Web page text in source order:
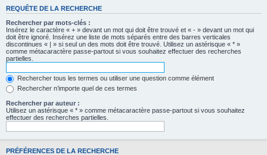
REQUÊTE DE LA RECHERCHE
Rechercher par mots-clés :
Insérez le caractère « + » devant un mot qui doit être trouvé et « - » devant un mot qui
doit être ignoré. Insérez une liste de mots séparés entre des barres verticales
discontinues « | » si seul un des mots doit être trouvé. Utilisez un astérisque « * »
comme métacaractère passe-partout si vous souhaitez effectuer des recherches
partielles.
Rechercher tous les termes ou utiliser une question comme élément
Rechercher n’importe quel de ces termes
Rechercher par auteur :
Utilisez un astérisque « * » comme métacaractère passe-partout si vous souhaitez
effectuer des recherches partielles.
PRÉFÉRENCES DE LA RECHERCHE